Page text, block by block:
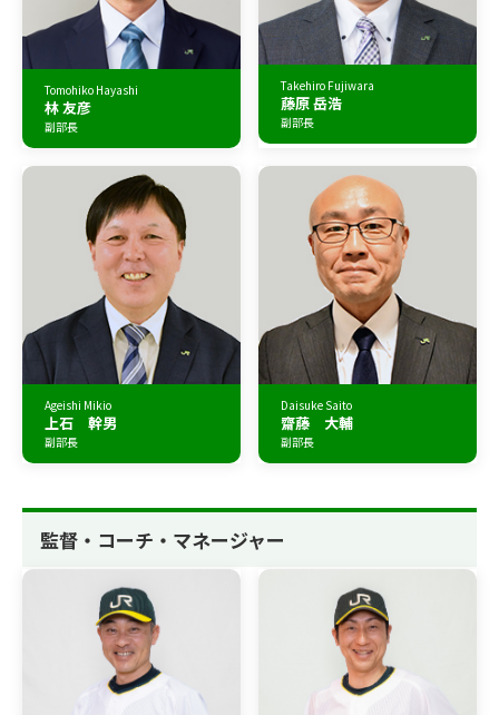
Tomohiko Hayashi
林 友彦
副部長
Takehiro Fujiwara
藤原 岳浩
副部長
Ageishi Mikio
上石 幹男
副部長
Daisuke Saito
齋藤 大輔
副部長
監督・コーチ・マネージャー